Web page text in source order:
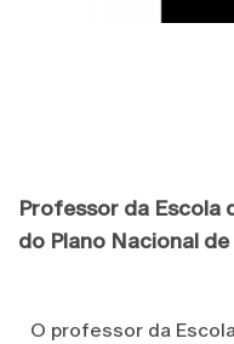
Professor da Escola
do Plano Nacional de
O professor da